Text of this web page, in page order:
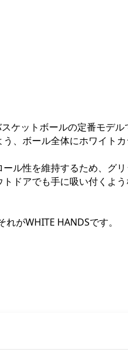
ケットボールの定番モデル
、ボール全体にホワイト
ル性を維持するため、グ
ドアでも手に吸い付くよ
がWHITE HANDSです。